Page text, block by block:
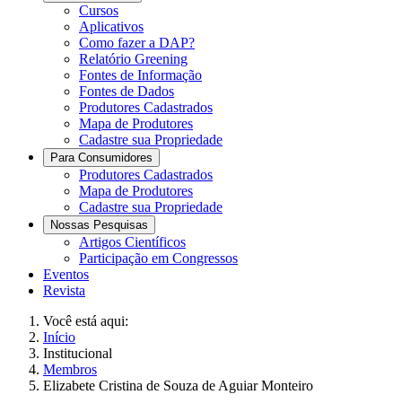
Cursos
Aplicativos
Como fazer a DAP?
Relatório Greening
Fontes de Informação
Fontes de Dados
Produtores Cadastrados
Mapa de Produtores
Cadastre sua Propriedade
Para Consumidores
Produtores Cadastrados
Mapa de Produtores
Cadastre sua Propriedade
Nossas Pesquisas
Artigos Científicos
Participação em Congressos
Eventos
Revista
Você está aqui:
Início
Institucional
Membros
Elizabete Cristina de Souza de Aguiar Monteiro